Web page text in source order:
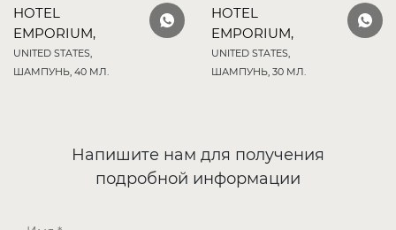
HOTEL
EMPORIUM,
UNITED STATES,
ШАМПУНЬ, 40 МЛ.
HOTEL
EMPORIUM,
UNITED STATES,
ШАМПУНЬ, 30 МЛ.
Напишите нам для получения
подробной информации